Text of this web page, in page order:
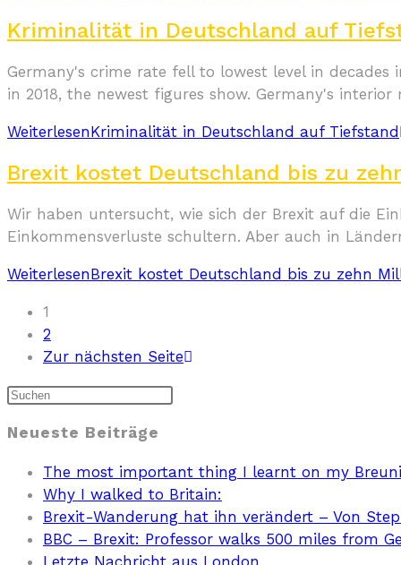
Kriminalität in Deutschland auf
Germany's crime rate fell to lowest level in
in 2018, the newest figures show. Germany's
WeiterlesenKriminalität in Deutschland auf Tiefstand
Brexit kostet Deutschland bis zu
Wir haben untersucht, wie sich der Brexit auf die
Einkommensverluste schultern. Aber auch in
WeiterlesenBrexit kostet Deutschland bis zu zehn
1
2
Zur nächsten Seite
Neueste Beiträge
The most important thing I learnt on my
Why I walked to Britain:
Brexit-Wanderung hat ihn verändert – Von
BBC – Brexit: Professor walks 500 miles from